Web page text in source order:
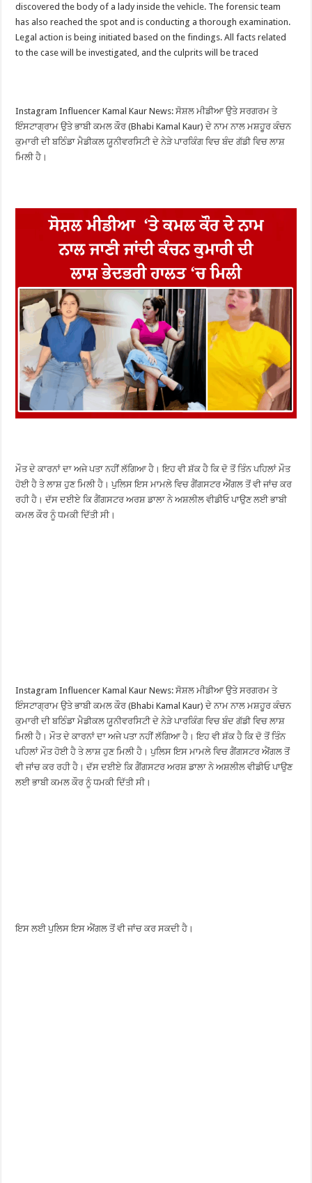
discovered the body of a lady inside the vehicle. The forensic team
has also reached the spot and is conducting a thorough examination.
Legal action is being initiated based on the findings. All facts related
to the case will be investigated, and the culprits will be traced
Instagram Influencer Kamal Kaur News: ਸੋਸ਼ਲ ਮੀਡੀਆ ਉਤੇ ਸਰਗਰਮ ਤੇ
ਇੰਸਟਾਗ੍ਰਾਮ ਉਤੇ ਭਾਬੀ ਕਮਲ ਕੌਰ (Bhabi Kamal Kaur) ਦੇ ਨਾਮ ਨਾਲ ਮਸ਼ਹੂਰ ਕੰਚਨ
ਕੁਮਾਰੀ ਦੀ ਬਠਿੰਡਾ ਮੈਡੀਕਲ ਯੂਨੀਵਰਸਿਟੀ ਦੇ ਨੇੜੇ ਪਾਰਕਿੰਗ ਵਿਚ ਬੰਦ ਗੱਡੀ ਵਿਚ ਲਾਸ਼
ਮਿਲੀ ਹੈ।
ਮੌਤ ਦੇ ਕਾਰਨਾਂ ਦਾ ਅਜੇ ਪਤਾ ਨਹੀਂ ਲੱਗਿਆ ਹੈ। ਇਹ ਵੀ ਸ਼ੱਕ ਹੈ ਕਿ ਦੋ ਤੋਂ ਤਿੰਨ ਪਹਿਲਾਂ ਮੌਤ
ਹੋਈ ਹੈ ਤੇ ਲਾਸ਼ ਹੁਣ ਮਿਲੀ ਹੈ। ਪੁਲਿਸ ਇਸ ਮਾਮਲੇ ਵਿਚ ਗੈਂਗਸਟਰ ਐਂਗਲ ਤੋਂ ਵੀ ਜਾਂਚ ਕਰ
ਰਹੀ ਹੈ। ਦੱਸ ਦਈਏ ਕਿ ਗੈਂਗਸਟਰ ਅਰਸ਼ ਡਾਲਾ ਨੇ ਅਸ਼ਲੀਲ ਵੀਡੀਓ ਪਾਉਣ ਲਈ ਭਾਬੀ
ਕਮਲ ਕੌਰ ਨੂੰ ਧਮਕੀ ਦਿੱਤੀ ਸੀ।
Instagram Influencer Kamal Kaur News: ਸੋਸ਼ਲ ਮੀਡੀਆ ਉਤੇ ਸਰਗਰਮ ਤੇ
ਇੰਸਟਾਗ੍ਰਾਮ ਉਤੇ ਭਾਬੀ ਕਮਲ ਕੌਰ (Bhabi Kamal Kaur) ਦੇ ਨਾਮ ਨਾਲ ਮਸ਼ਹੂਰ ਕੰਚਨ
ਕੁਮਾਰੀ ਦੀ ਬਠਿੰਡਾ ਮੈਡੀਕਲ ਯੂਨੀਵਰਸਿਟੀ ਦੇ ਨੇੜੇ ਪਾਰਕਿੰਗ ਵਿਚ ਬੰਦ ਗੱਡੀ ਵਿਚ ਲਾਸ਼
ਮਿਲੀ ਹੈ। ਮੌਤ ਦੇ ਕਾਰਨਾਂ ਦਾ ਅਜੇ ਪਤਾ ਨਹੀਂ ਲੱਗਿਆ ਹੈ। ਇਹ ਵੀ ਸ਼ੱਕ ਹੈ ਕਿ ਦੋ ਤੋਂ ਤਿੰਨ
ਪਹਿਲਾਂ ਮੌਤ ਹੋਈ ਹੈ ਤੇ ਲਾਸ਼ ਹੁਣ ਮਿਲੀ ਹੈ। ਪੁਲਿਸ ਇਸ ਮਾਮਲੇ ਵਿਚ ਗੈਂਗਸਟਰ ਐਂਗਲ ਤੋਂ
ਵੀ ਜਾਂਚ ਕਰ ਰਹੀ ਹੈ। ਦੱਸ ਦਈਏ ਕਿ ਗੈਂਗਸਟਰ ਅਰਸ਼ ਡਾਲਾ ਨੇ ਅਸ਼ਲੀਲ ਵੀਡੀਓ ਪਾਉਣ
ਲਈ ਭਾਬੀ ਕਮਲ ਕੌਰ ਨੂੰ ਧਮਕੀ ਦਿੱਤੀ ਸੀ।
ਇਸ ਲਈ ਪੁਲਿਸ ਇਸ ਐਂਗਲ ਤੋਂ ਵੀ ਜਾਂਚ ਕਰ ਸਕਦੀ ਹੈ।